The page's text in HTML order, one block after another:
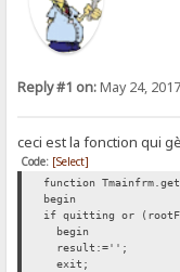
Reply #1 on:May 24,
ceci est la fonction qui
Code: [Select]
function
begin
if quitting or
begin
result:='';
exit;